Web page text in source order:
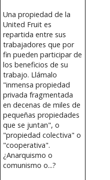
Una propiedad de la
United Fruit es
repartida entre sus
trabajadores que por
fin pueden participar de
los beneficios de su
trabajo. Llámalo
"inmensa propiedad
privada fragmentada
en decenas de miles de
pequeñas propiedades
que se juntan", o
"propiedad colectiva" o
"cooperativa".
¿Anarquismo o
comunismo o...?